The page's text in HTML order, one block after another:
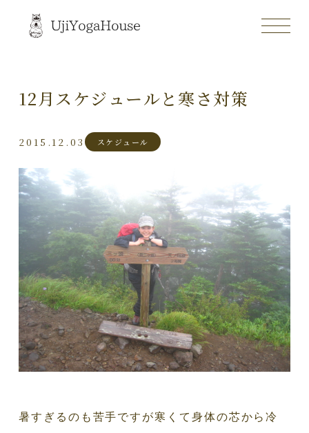
12月スケジュールと寒さ対策
2015.12.03 スケジュール
暑すぎるのも苦手ですが寒くて身体の芯から冷